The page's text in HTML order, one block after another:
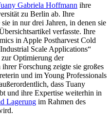
Gabriela Hoffmann ihre
zu Berlin ab. Ihre
in nur drei Jahren, in denen sie
verfasste. Ihre
in Apple Postharvest Cold
Scale Applications“
Optimierung der
Forschung zeigte sie großes
und im Young Professionals
dass Tuany
und ihre Expertise weiterhin in
Lagerung im Rahmen des